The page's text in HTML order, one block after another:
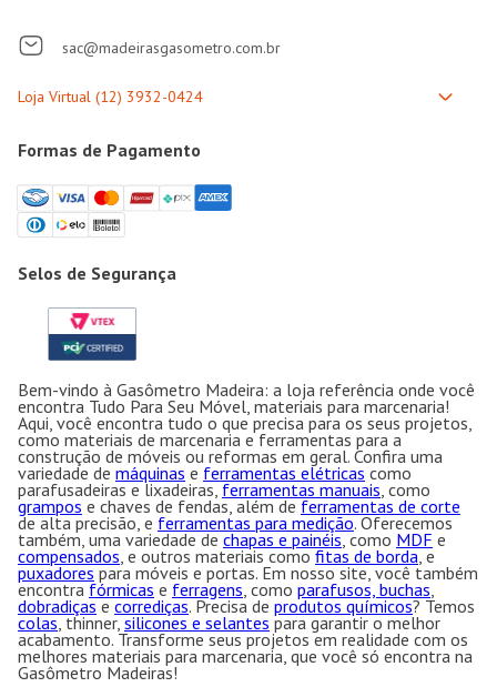
sac@madeirasgasometro.com.br
Formas de Pagamento
Selos de Segurança
Bem-vindo à Gasômetro Madeira: a loja referência onde você
encontra Tudo Para Seu Móvel, materiais para marcenaria!
Aqui, você encontra tudo o que precisa para os seus projetos,
como materiais de marcenaria e ferramentas para a
construção de móveis ou reformas em geral. Confira uma
variedade de máquinas e ferramentas elétricas como
parafusadeiras e lixadeiras,ferramentas manuais , como
grampos e chaves de fendas, além deferramentas de corte
de alta precisão, e ferramentas para medição. Oferecemos
também, uma variedade dechapas e painéis, como MDF e
compensados , e outros materiais comofitas de borda, e
puxadorespara móveis e portas. Em nosso site, você também
encontrafórmicas e ferragens , como parafusos, buchas
dobradiçasecorrediças. Precisa de produtos químicos? Temos
colas, thinner,silicones e selantes para garantir o melhor
acabamento. Transforme seus projetos em realidade com os
melhores materiais para marcenaria, que você só encontra na
Gasômetro Madeiras!